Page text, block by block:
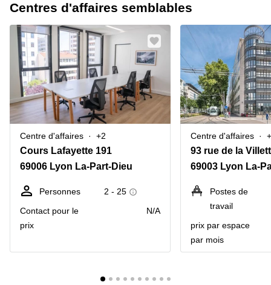
Centres d'affaires semblables
Centre d'affaires +2
Cours Lafayette 191
69006 Lyon La-Part-Dieu
Personnes
2 - 25
Contact pour le
prix
N/A
Centre d'affaires
93 rue de la
69003 Lyon La-
Postes de
travail
prix par espace
par mois